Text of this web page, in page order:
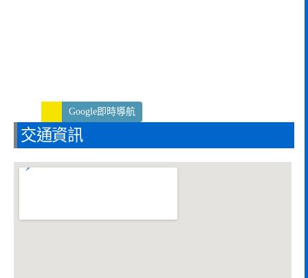
Google即時導航
交通資訊